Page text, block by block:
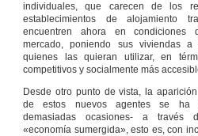
individuales, que carecen de los
establecimientos de alojamiento
encuentren ahora en condiciones
mercado, poniendo sus viviendas a
quienes las quieran utilizar, en
competitivos y socialmente más
Desde otro punto de vista, la
de estos nuevos agentes se ha
demasiadas ocasiones- a través
«economía sumergida», esto es, con